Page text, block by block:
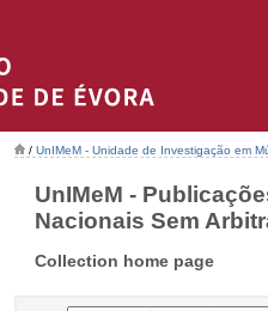
/ UnIMeM - Unidade de Investigação em
UnIMeM -
Nacionais Sem
Collection home page